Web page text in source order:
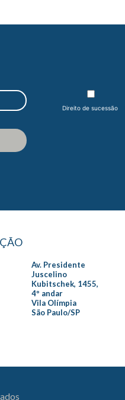
Direito de sucessão
Av. Presidente
Juscelino
Kubitschek, 1455,
4º andar
Vila Olímpia
São Paulo/SP